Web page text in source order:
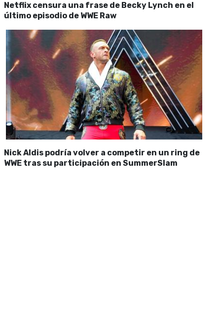
Netflix censura una frase de Becky Lynch en el
último episodio de WWE Raw
Nick Aldis podría volver a competir en un ring de
WWE tras su participación en SummerSlam